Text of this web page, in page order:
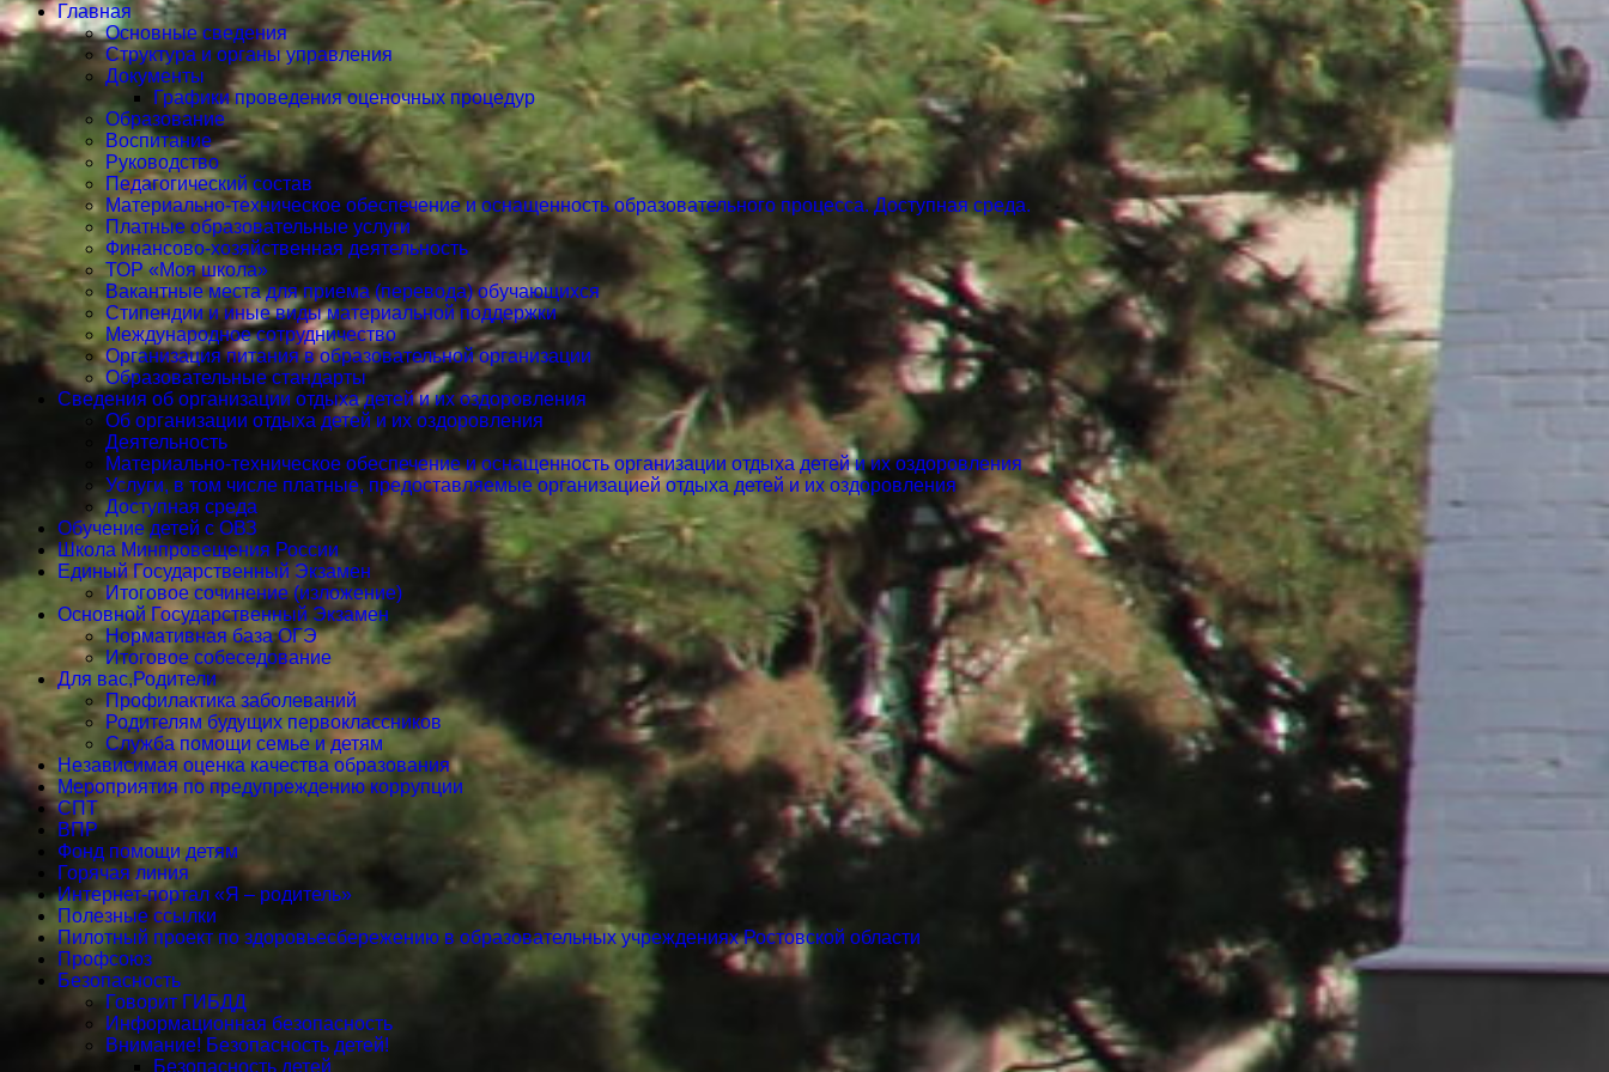
Главная
Основные сведения
Структура и органы управления
Документы
Графики проведения оценочных процедур
Образование
Воспитание
Руководство
Педагогический состав
Материально-техническое обеспечение и оснащенность образовательного процесса. Доступная среда.
Платные образовательные услуги
Финансово-хозяйственная деятельность
ТОР «Моя школа»
Вакантные места для приема (перевода) обучающихся
Стипендии и иные виды материальной поддержки
Международное сотрудничество
Организация питания в образовательной организации
Образовательные стандарты
Сведения об организации отдыха детей и их оздоровления
Об организации отдыха детей и их оздоровления
Деятельность
Материально-техническое обеспечение и оснащенность организации отдыха детей и их оздоровления
Услуги, в том числе платные, предоставляемые организацией отдыха детей и их оздоровления
Доступная среда
Обучение детей с ОВЗ
Школа Минпровещения России
Единый Государственный Экзамен
Итоговое сочинение (изложение)
Основной Государственный Экзамен
Нормативная база ОГЭ
Итоговое собеседование
Для вас,Родители
Профилактика заболеваний
Родителям будущих первоклассников
Служба помощи семье и детям
Независимая оценка качества образования
Мероприятия по предупреждению коррупции
СПТ
ВПР
Фонд помощи детям
Горячая линия
Интернет-портал «Я – родитель»
Полезные ссылки
Пилотный проект по здоровьесбережению в образовательных учреждениях Ростовской области
Профсоюз
Безопасность
Говорит ГИБДД
Информационная безопасность
Внимание! Безопасность детей!
Безопасность детей